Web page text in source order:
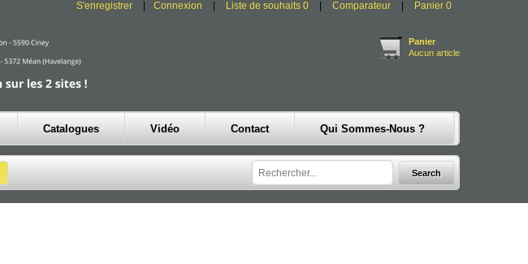
S'enregistrer Connexion Liste de souhaits 0 Comparateur Panier 0
Panier
Aucun article
Catalogues Vidéo Contact Qui Sommes-Nous ?